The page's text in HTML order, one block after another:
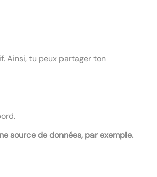
Ainsi, tu peux partager ton
source de données, par exemple.